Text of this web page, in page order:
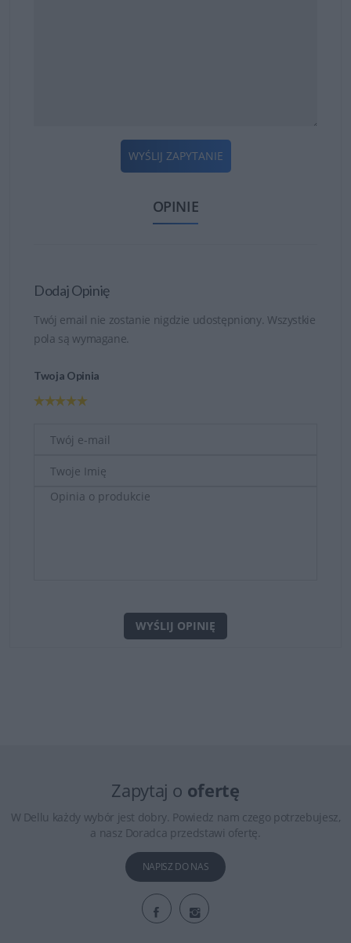
WYŚLIJ ZAPYTANIE
OPINIE
Dodaj Opinię
Twój email nie zostanie nigdzie udostępniony. Wszystkie
pola są wymagane.
Twoja Opinia
WYŚLIJ OPINIĘ
Zapytaj o ofertę
W Dellu każdy wybór jest dobry. Powiedz nam czego potrzebujesz,
a nasz Doradca przedstawi ofertę.
NAPISZ DO NAS